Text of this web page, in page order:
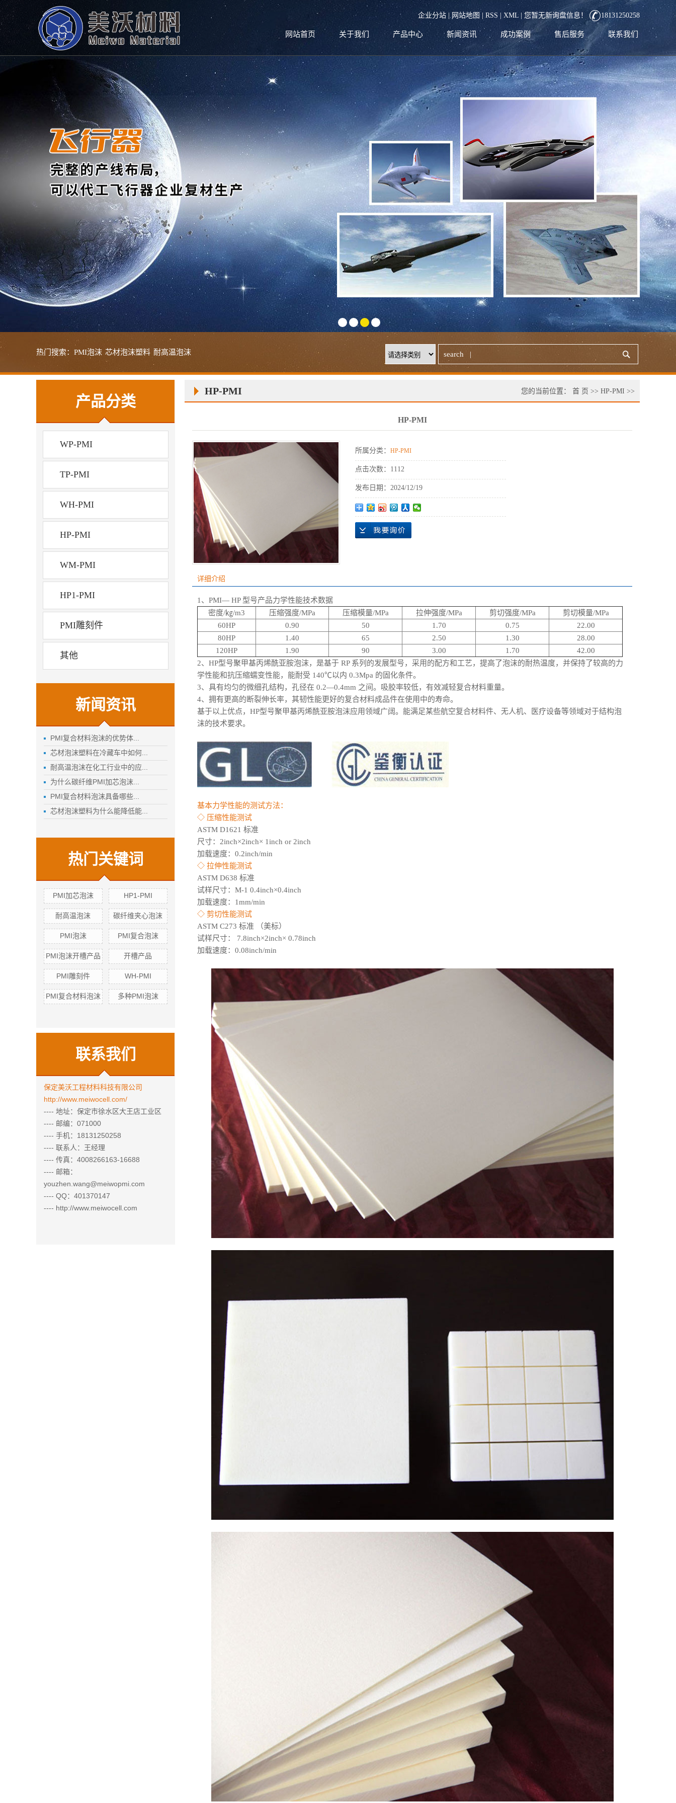
企业分站 | 网站地图| RSS XML 您暂无新询盘信息！ 18131250258
网站首页 关于我们 产品中心 新闻资讯 成功案例 售后服务 联系我们
2 3 4
热门搜索： PMI泡沫 芯材泡沫塑料 耐高温泡沫
产品分类
WP-PMI
TP-PMI
WH-PMI
HP-PMI
WM-PMI
HP1-PMI
PMI雕刻件
其他
新闻资讯
PMI复合材料泡沫的优势体...
芯材泡沫塑料在冷藏车中如何...
耐高温泡沫在化工行业中的应...
为什么碳纤维PMI加芯泡沫...
PMI复合材料泡沫具备哪些...
芯材泡沫塑料为什么能降低能...
热门关键词
PMI加芯泡沫 HP1-PMI
耐高温泡沫 碳纤维夹心泡沫
PMI泡沫 PMI复合泡沫
PMI泡沫开槽产品 开槽产品
PMI雕刻件 WH-PMI
PMI复合材料泡沫 多种PMI泡沫
联系我们
保定美沃工程材料科技有限公司
http://www.meiwocell.com/
---- 地址：保定市徐水区大王店工业区
---- 邮编：071000
---- 手机：18131250258
---- 联系人：王经理
---- 传真：4008266163-16688
---- 邮箱：
youzhen.wang@meiwopmi.com
---- QQ：401370147
---- http://www.meiwocell.com
HP-PMI 您的当前位置： 首 页 >> HP-PMI >>
HP-PMI
所属分类： HP-PMI
点击次数： 1112
发布日期： 2024/12/19
详细介绍
1、PMI— HP 型号产品力学性能技术数据
密度/㎏/m3
压缩强度/MPa 压缩模量/MPa 拉伸强度/MPa 剪切强度/MPa
剪切模量/MPa
60HP
0.90 50 1.70 0.75
22.00
80HP
1.40 65 2.50 1.30
28.00
120HP
1.90 90 3.00 1.70
42.00
2、HP型号聚甲基丙烯酰亚胺泡沫，是基于 RP 系列的发展型号，采用的配方和工艺，提高了泡沫的耐热温度，并保持了较高的力
学性能和抗压缩蠕变性能，能耐受 140℃以内 0.3Mpa 的固化条件。
3、具有均匀的微细孔结构，孔径在 0.2—0.4mm 之间。吸胶率较低，有效减轻复合材料重量。
4、拥有更高的断裂伸长率，其韧性能更好的复合材料成品件在使用中的寿命。
基于以上优点，HP型号聚甲基丙烯酰亚胺泡沫应用领域广阔。能满足某些航空复合材料件、无人机、医疗设备等领域对于结构泡
沫的技术要求。
基本力学性能的测试方法：
◇ 压缩性能测试
ASTM D1621 标准
尺寸：2inch×2inch× 1inch or 2inch
加载速度：0.2inch/min
◇ 拉伸性能测试
ASTM D638 标准
试样尺寸：M-1 0.4inch×0.4inch
加载速度：1mm/min
◇ 剪切性能测试
ASTM C273 标准 （美标）
试样尺寸： 7.8inch×2inch× 0.78inch
加载速度：0.08inch/min